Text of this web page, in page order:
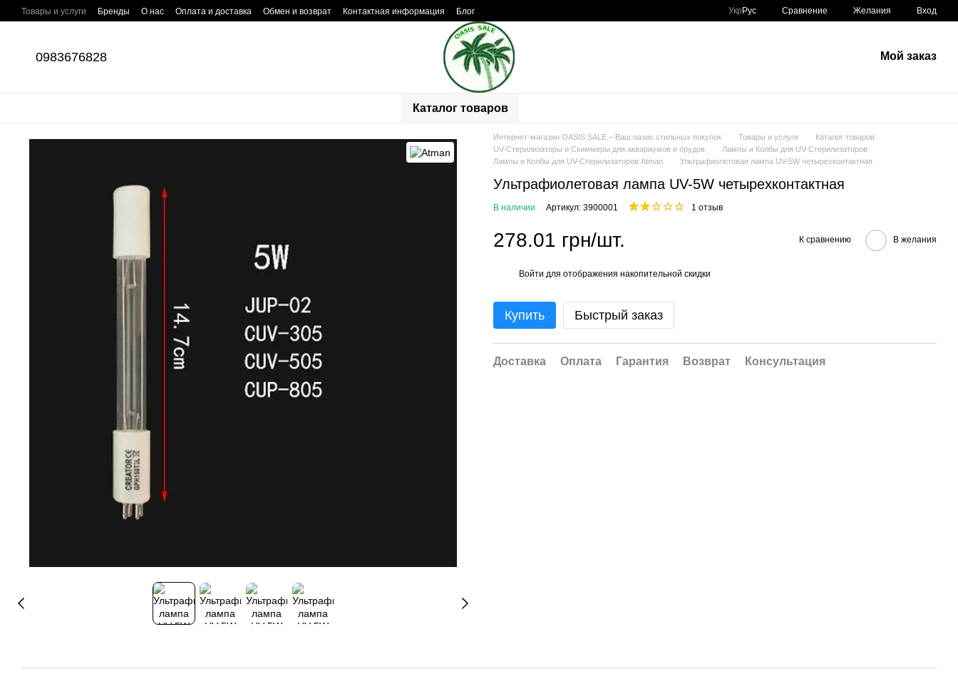
Перейти к основному контенту
Товары и услуги Бренды О нас Оплата и доставка Обмен и возврат Контактная информация
Блог
Укр Рус Сравнение Желания Вход
0983676828 Мой заказ
Каталог товаров
Интернет-магазин OASIS SALE – Ваш оазис стильных покупок Товары и услуги
Каталог товаров
UV-Стерилизаторы и Скиммеры для аквариумов и прудов
Лампы и Колбы для UV-Стерилизаторов
Лампы и Колбы для UV-Стерилизаторов Atman
Ультрафиолетовая лампа UV-5W четырехконтактная
Ультрафиолетовая лампа UV-5W четырехконтактная
В наличии Артикул: 3900001 1 отзыв
278.01 грн/шт. К сравнению В желания
Войти для отображения накопительной скидки
Купить Быстрый заказ
Доставка Оплата Гарантия Возврат Консультация